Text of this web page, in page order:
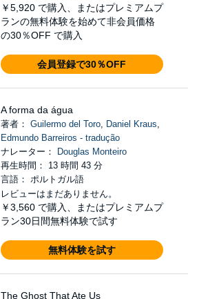
￥5,920 で購入、またはプレミアムプ
ランの無料体験を始めて非会員価格
の30％OFF で購入
会員登録で30％OFF
A forma da água
著者： Guilermo del Toro, Daniel Kraus,
Edmundo Barreiros - tradução
ナレーター：
Douglas Monteiro
再生時間： 13 時間 43 分
言語： ポルトガル語
レビューはまだありません。
￥3,560 で購入、またはプレミアムプ
ラン30日間無料体験で試す
無料体験を試す
The Ghost That Ate Us